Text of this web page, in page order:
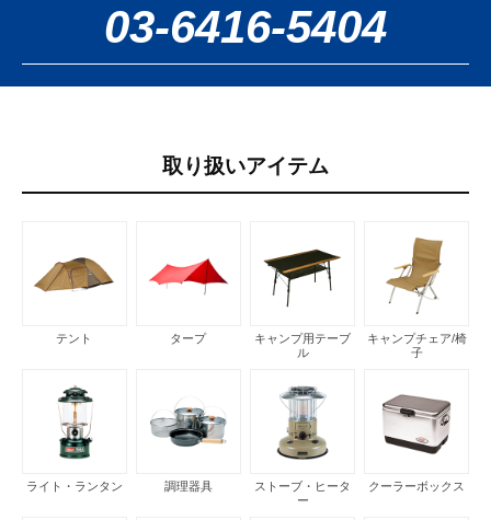
03-6416-5404
取り扱いアイテム
テント タープ
キャンプ用テーブ
ル
キャンプチェア/椅
子
ライト・ランタン 調理器具
ストーブ・ヒータ
ー
クーラーボックス